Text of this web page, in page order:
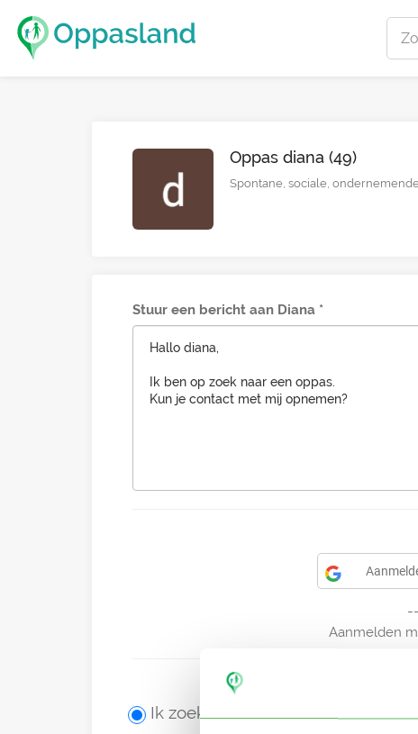
Oppas diana (49)
Spontane, sociale,
Stuur een bericht aan Diana
Aanmelden
Ik zoek een oppas